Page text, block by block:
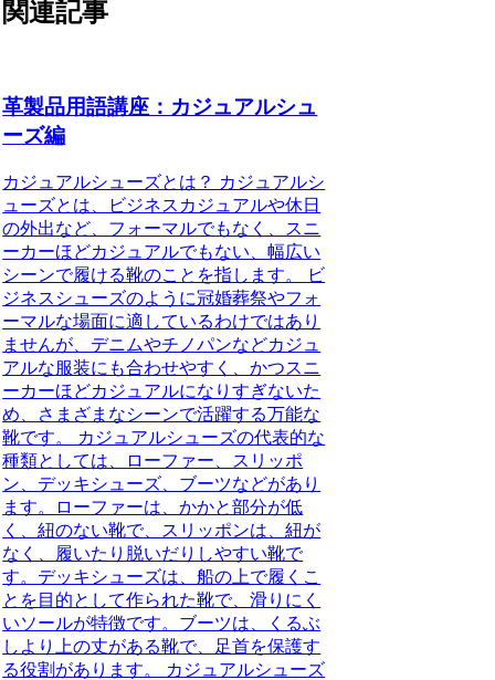
関連記事
革製品用語講座：カジュアルシュ
ーズ編
カジュアルシューズとは？ カジュアルシ
ューズとは、ビジネスカジュアルや休日
の外出など、フォーマルでもなく、スニ
ーカーほどカジュアルでもない、幅広い
シーンで履ける靴のことを指します。 ビ
ジネスシューズのように冠婚葬祭やフォ
ーマルな場面に適しているわけではあり
ませんが、デニムやチノパンなどカジュ
アルな服装にも合わせやすく、かつスニ
ーカーほどカジュアルになりすぎないた
め、さまざまなシーンで活躍する万能な
靴です。 カジュアルシューズの代表的な
種類としては、ローファー、スリッポ
ン、デッキシューズ、ブーツなどがあり
ます。ローファーは、かかと部分が低
く、紐のない靴で、スリッポンは、紐が
なく、履いたり脱いだりしやすい靴で
す。デッキシューズは、船の上で履くこ
とを目的として作られた靴で、滑りにく
いソールが特徴です。ブーツは、くるぶ
しより上の丈がある靴で、足首を保護す
る役割があります。 カジュアルシューズ